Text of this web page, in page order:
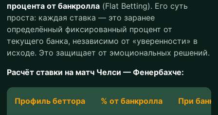
процента от банкролла (Flat Betting). Его суть
проста: каждая ставка — это заранее
определённый фиксированный процент от
текущего банка, независимо от «уверенности» в
исходе. Это защищает от эмоциональных решений.
Расчёт ставки на матч Челси — Фенербахче:
Профиль беттора % от банкролла При